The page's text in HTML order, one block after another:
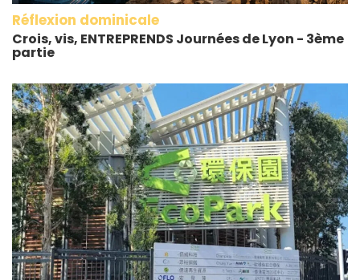
Réflexion dominicale
Crois, vis, ENTREPRENDS Journées de Lyon - 3ème
partie